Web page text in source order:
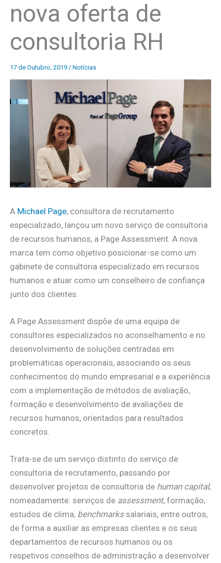
nova oferta de
consultoria RH
17 de Outubro, 2019 / Notícias
A Michael Page, consultora de recrutamento
especializado, lançou um novo serviço de consultoria
de recursos humanos, a Page Assessment. A nova
marca tem como objetivo posicionar-se como um
gabinete de consultoria especializado em recursos
humanos e atuar como um conselheiro de confiança
junto dos clientes.
A Page Assessment dispõe de uma equipa de
consultores especializados no aconselhamento e no
desenvolvimento de soluções centradas em
problemáticas operacionais, associando os seus
conhecimentos do mundo empresarial e a experiência
com a implementação de métodos de avaliação,
formação e desenvolvimento de avaliações de
recursos humanos, orientados para resultados
concretos.
Trata-se de um serviço distinto do serviço de
consultoria de recrutamento, passando por
desenvolver projetos de consultoria de human capital,
nomeadamente: serviços de assessment, formação,
estudos de clima, benchmarkssalariais, entre outros,
de forma a auxiliar as empresas clientes e os seus
departamentos de recursos humanos ou os
respetivos conselhos de administração a desenvolver